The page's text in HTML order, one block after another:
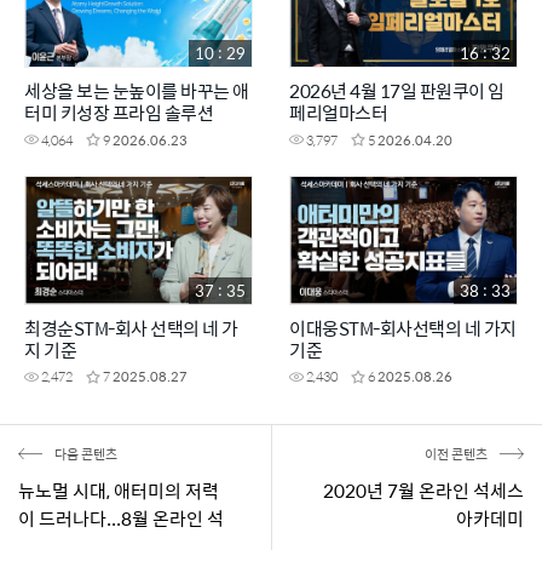
세상을 보는 눈높이를 바꾸는 애
터미 키성장 프라임 솔루션
4,064 92026.06.23
10 : 29
2026년 4월 17일 판원쿠이 임
페리얼마스터
3,797 52026.04.20
16 : 32
최경순STM-회사 선택의 네 가
지 기준
2,472 72025.08.27
37 : 35
이대웅STM-회사선택의 네 가지
기준
2,430 62025.08.26
38 : 33
다음 콘텐츠
뉴노멀 시대, 애터미의 저력
이 드러나다...8월 온라인 석
이전 콘텐츠
2020년 7월 온라인 석세스
아카데미